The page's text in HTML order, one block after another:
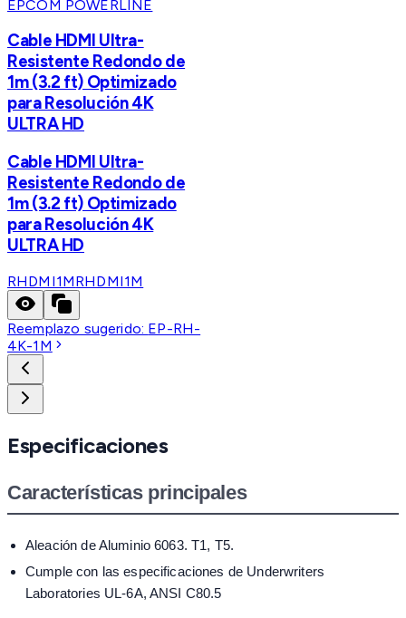
EPCOM POWERLINE
Cable HDMI Ultra-
Resistente Redondo de
1m (3.2 ft) Optimizado
para Resolución 4K
ULTRA HD
Cable HDMI Ultra-
Resistente Redondo de
1m (3.2 ft) Optimizado
para Resolución 4K
ULTRA HD
RHDMI1MRHDMI1M
Reemplazo sugerido: EP-RH-
4K-1M
Especificaciones
Características principales
Aleación de Aluminio 6063. T1, T5.
Cumple con las especificaciones de Underwriters
Laboratories UL-6A, ANSI C80.5